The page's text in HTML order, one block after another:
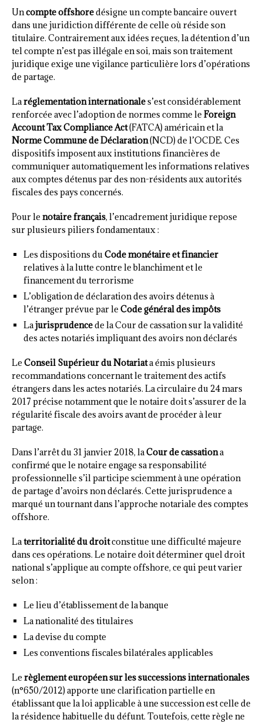
Uncompte offshoredésigne un compte bancaire ouvert
dans une juridiction différente de celle où réside son
titulaire. Contrairement aux idées reçues, la détention d’un
tel compte n’est pas illégale en soi, mais son traitement
juridique exige une vigilance particulière lors d’opérations
de partage.
Laréglementation internationales’est considérablement
renforcée avec l’adoption de normes comme le Foreign
Account Tax Compliance Act(FATCA) américain et la
Norme Commune de Déclaration(NCD) de l’OCDE. Ces
dispositifs imposent aux institutions financières de
communiquer automatiquement les informations relatives
aux comptes détenus par des non-résidents aux autorités
fiscales des pays concernés.
Pour le notaire français, l’encadrement juridique repose
sur plusieurs piliers fondamentaux :
Les dispositions duCode monétaire et financier
relatives à la lutte contre le blanchiment et le
financement du terrorisme
L’obligation de déclaration des avoirs détenus à
l’étranger prévue par le Code général des impôts
Lajurisprudencede la Cour de cassation sur la validité
des actes notariés impliquant des avoirs non déclarés
Le Conseil Supérieur du Notariata émis plusieurs
recommandations concernant le traitement des actifs
étrangers dans les actes notariés. La circulaire du 24 mars
2017 précise notamment que le notaire doit s’assurer de la
régularité fiscale des avoirs avant de procéder à leur
partage.
Dans l’arrêt du 31 janvier 2018, laCour de cassationa
confirmé que le notaire engage sa responsabilité
professionnelle s’il participe sciemment à une opération
de partage d’avoirs non déclarés. Cette jurisprudence a
marqué un tournant dans l’approche notariale des comptes
offshore.
Laterritorialité du droitconstitue une difficulté majeure
dans ces opérations. Le notaire doit déterminer quel droit
national s’applique au compte offshore, ce qui peut varier
selon :
Le lieu d’établissement de la banque
La nationalité des titulaires
La devise du compte
Les conventions fiscales bilatérales applicables
Le règlement européen sur les successions internationales
(n°650/2012) apporte une clarification partielle en
établissant que la loi applicable à une succession est celle de
la résidence habituelle du défunt. Toutefois, cette règle ne